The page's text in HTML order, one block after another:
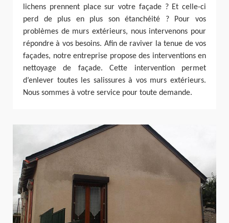
lichens prennent place sur votre façade ? Et celle-ci
perd de plus en plus son étanchéité ? Pour vos
problèmes de murs extérieurs, nous intervenons pour
répondre à vos besoins. Afin de raviver la tenue de vos
façades, notre entreprise propose des interventions en
nettoyage de façade. Cette intervention permet
d’enlever toutes les salissures à vos murs extérieurs.
Nous sommes à votre service pour toute demande.